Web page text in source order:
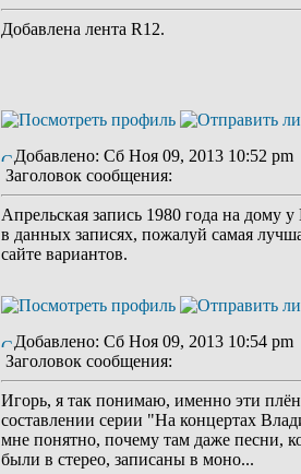
Добавлена лента R12.
Добавлено: Сб Ноя 09, 2013 10:52 pm
Заголовок сообщения:
Апрельская запись 1980 года на дому
в данных записях, пожалуй самая
сайте вариантов.
Добавлено: Сб Ноя 09, 2013 10:54 pm
Заголовок сообщения:
Игорь, я так понимаю, именно эти
составлении серии "На концертах
мне понятно, почему там даже песни,
были в стерео, записаны в моно...